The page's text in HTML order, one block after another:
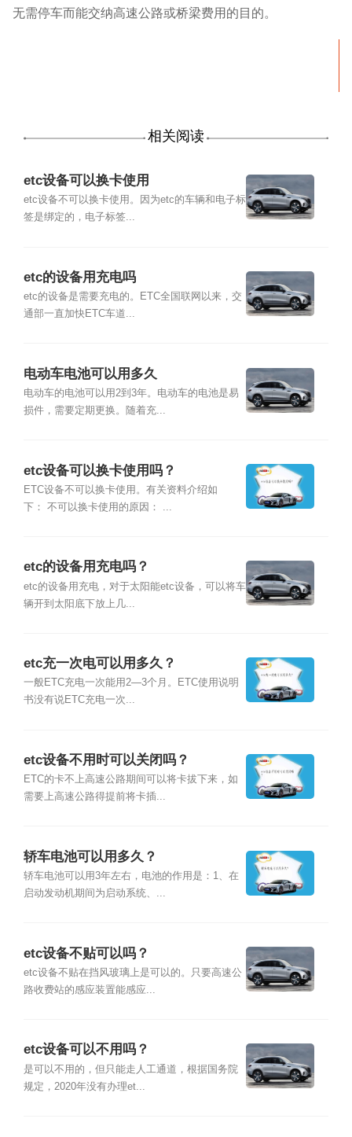
无需停车而能交纳高速公路或桥梁费用的目的。
相关阅读
etc设备可以换卡使用
etc设备不可以换卡使用。因为etc的车辆和电子标
签是绑定的，电子标签...
etc的设备用充电吗
etc的设备是需要充电的。ETC全国联网以来，交
通部一直加快ETC车道...
电动车电池可以用多久
电动车的电池可以用2到3年。电动车的电池是易
损件，需要定期更换。随着充...
etc设备可以换卡使用吗？
ETC设备不可以换卡使用。有关资料介绍如
下： 不可以换卡使用的原因： ...
etc的设备用充电吗？
etc的设备用充电，对于太阳能etc设备，可以将车
辆开到太阳底下放上几...
etc充一次电可以用多久？
一般ETC充电一次能用2—3个月。ETC使用说明
书没有说ETC充电一次...
etc设备不用时可以关闭吗？
ETC的卡不上高速公路期间可以将卡拔下来，如
需要上高速公路得提前将卡插...
轿车电池可以用多久？
轿车电池可以用3年左右，电池的作用是：1、在
启动发动机期间为启动系统、...
etc设备不贴可以吗？
etc设备不贴在挡风玻璃上是可以的。只要高速公
路收费站的感应装置能感应...
etc设备可以不用吗？
是可以不用的，但只能走人工通道，根据国务院
规定，2020年没有办理et...